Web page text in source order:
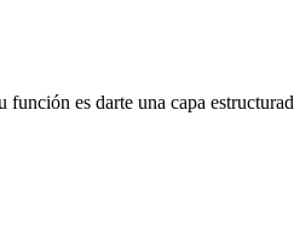
es darte una capa